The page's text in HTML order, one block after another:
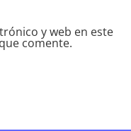
y web en este
comente.